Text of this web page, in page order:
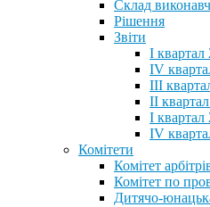
Склад
Рішення
Звіти
I квартал
IV
III
II
I квартал
IV
Комітети
Комітет
Комітет по
Дитячо-